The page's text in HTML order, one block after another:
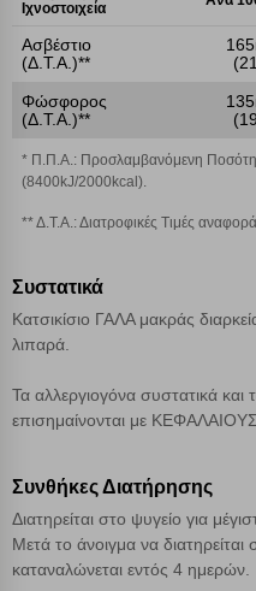
Ιχνοστοιχεία
Ασβέστιο
(Δ.Τ.Α.)**
Φώσφορος
(Δ.Τ.Α.)**
* Π.Π.Α.: Προσλαμβανόμενη
(8400kJ/2000kcal).
** Δ.Τ.Α.: Διατροφικές Τιμές
Συστατικά
Κατσικίσιο ΓΑΛΑ μακράς
λιπαρά.
Τα αλλεργιογόνα συστατικά και
επισημαίνονται με
Συνθήκες Διατήρησης
Διατηρείται στο ψυγείο για
Μετά το άνοιγμα να
καταναλώνεται εντός 4 ημερών.
Απολύτως απαραίτητα